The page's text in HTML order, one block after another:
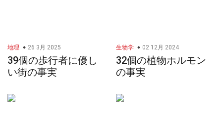
地理 26 3月 2025
39個の歩行者に優し
い街の事実
生物学 02 12月 2024
32個の植物ホルモン
の事実